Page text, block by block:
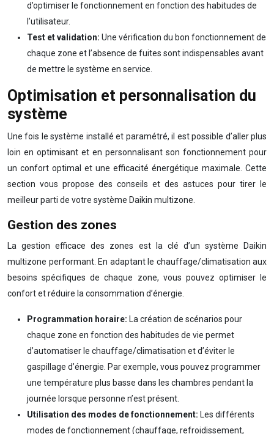
d’optimiser le fonctionnement en fonction des habitudes de
l’utilisateur.
Test et validation: Une vérification du bon fonctionnement de
chaque zone et l’absence de fuites sont indispensables avant
de mettre le système en service.
Optimisation et personnalisation du
système
Une fois le système installé et paramétré, il est possible d’aller plus
loin en optimisant et en personnalisant son fonctionnement pour
un confort optimal et une efficacité énergétique maximale. Cette
section vous propose des conseils et des astuces pour tirer le
meilleur parti de votre système Daikin multizone.
Gestion des zones
La gestion efficace des zones est la clé d’un système Daikin
multizone performant. En adaptant le chauffage/climatisation aux
besoins spécifiques de chaque zone, vous pouvez optimiser le
confort et réduire la consommation d’énergie.
Programmation horaire: La création de scénarios pour
chaque zone en fonction des habitudes de vie permet
d’automatiser le chauffage/climatisation et d’éviter le
gaspillage d’énergie. Par exemple, vous pouvez programmer
une température plus basse dans les chambres pendant la
journée lorsque personne n’est présent.
Utilisation des modes de fonctionnement: Les différents
modes de fonctionnement (chauffage, refroidissement,